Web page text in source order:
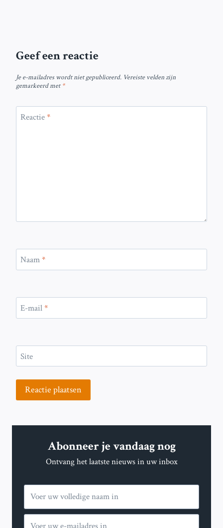
Geef een reactie
Je e-mailadres wordt niet gepubliceerd. Vereiste velden zijn
gemarkeerd met*
Reactie*
Naam*
E-mail*
Site
Abonneer je vandaag nog
Ontvang het laatste nieuws in uw inbox